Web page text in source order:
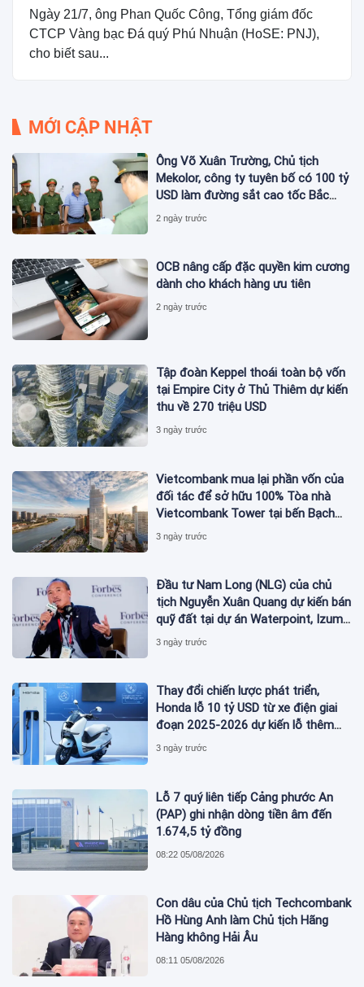
Ngày 21/7, ông Phan Quốc Công, Tổng giám đốc
CTCP Vàng bạc Đá quý Phú Nhuận (HoSE: PNJ),
cho biết sau...
MỚI CẬP NHẬT
Ông Võ Xuân Trường, Chủ tịch
Mekolor, công ty tuyên bố có 100 tỷ
USD làm đường sắt cao tốc Bắc
Nam bị bắt
2 ngày trước
OCB nâng cấp đặc quyền kim cương
dành cho khách hàng ưu tiên
2 ngày trước
Tập đoàn Keppel thoái toàn bộ vốn
tại Empire City ở Thủ Thiêm dự kiến
thu về 270 triệu USD
3 ngày trước
Vietcombank mua lại phần vốn của
đối tác để sở hữu 100% Tòa nhà
Vietcombank Tower tại bến Bạch
Đằng
3 ngày trước
Đầu tư Nam Long (NLG) của chủ
tịch Nguyễn Xuân Quang dự kiến bán
quỹ đất tại dự án Waterpoint, Izumi
City
3 ngày trước
Thay đổi chiến lược phát triển,
Honda lỗ 10 tỷ USD từ xe điện giai
đoạn 2025-2026 dự kiến lỗ thêm
3,3 tỷ USD giai đoạn 2026-2027
3 ngày trước
Lỗ 7 quý liên tiếp Cảng phước An
(PAP) ghi nhận dòng tiền âm đến
1.674,5 tỷ đồng
08:22 05/08/2026
Con dâu của Chủ tịch Techcombank
Hồ Hùng Anh làm Chủ tịch Hãng
Hàng không Hải Âu
08:11 05/08/2026